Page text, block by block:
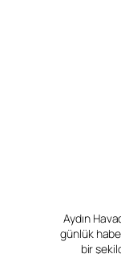
Aydın
günlük
bir